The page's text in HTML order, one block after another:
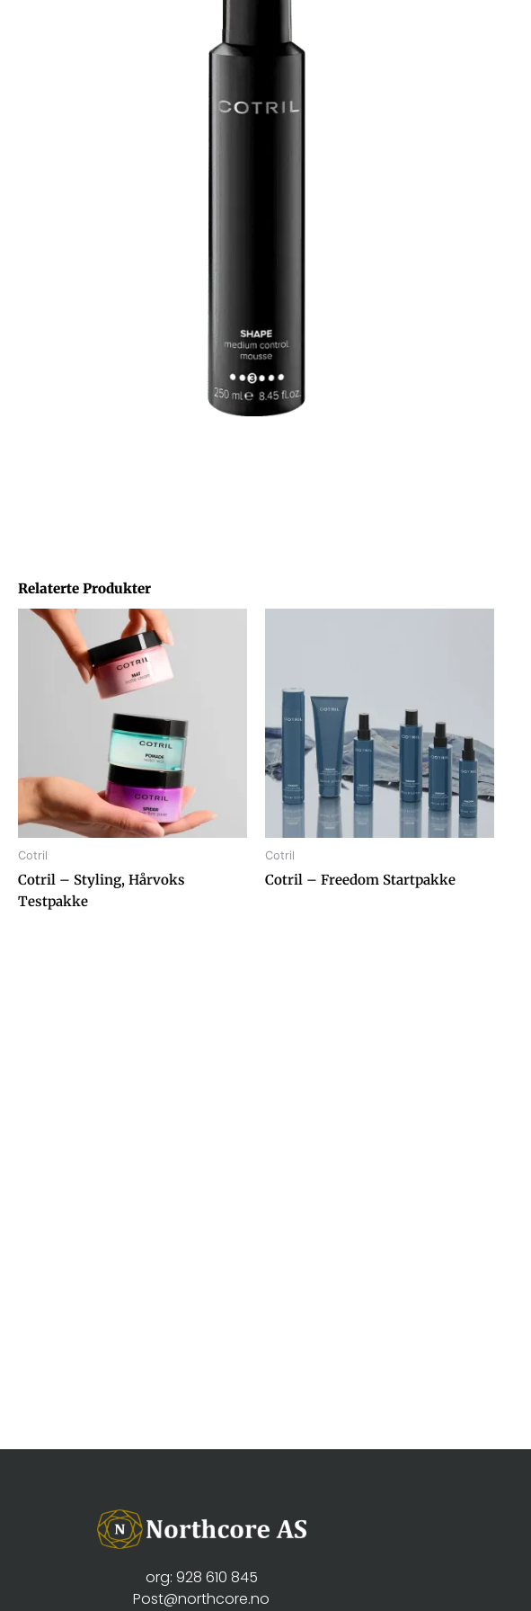
Relaterte Produkter
Cotril
Cotril – Styling, Hårvoks
Testpakke
Cotril
Cotril – Freedom Startpakke
org: 928 610 845
Post@northcore.no